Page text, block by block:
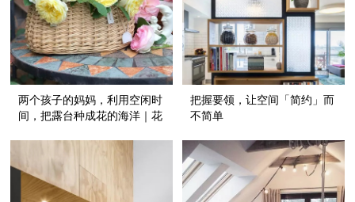
两个孩子的妈妈，利用空闲时
间，把露台种成花的海洋｜花
把握要领，让空间「简约」而
不简单